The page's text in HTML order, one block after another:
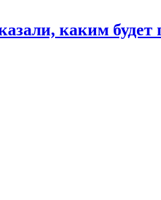
каким